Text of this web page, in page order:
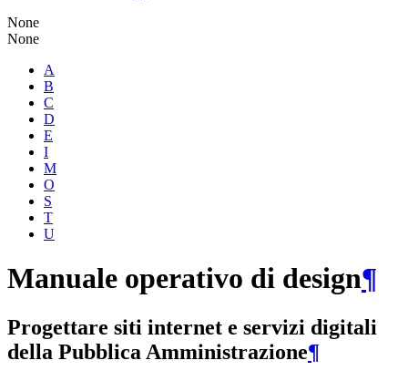
None
None
A
B
C
D
E
I
M
O
S
T
U
Manuale operativo di design¶
Progettare siti internet e servizi digitali
della Pubblica Amministrazione¶